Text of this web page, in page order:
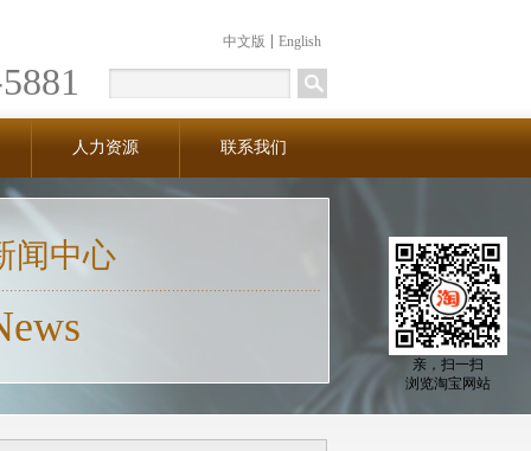
中文版 English
人力资源 联系我们
闻中心
亲，扫一扫
浏览淘宝网站